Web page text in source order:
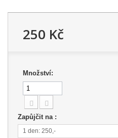
250 Kč
Množství:
Zapůjčit na :
1 den: 250,-